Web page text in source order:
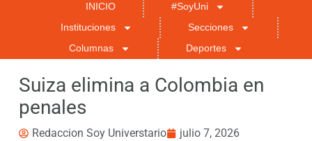
INICIO
#SoyUni
Instituciones
Secciones
Columnas
Deportes
Suiza elimina a Colombia en
penales
Redaccion Soy Universtario julio 7, 2026